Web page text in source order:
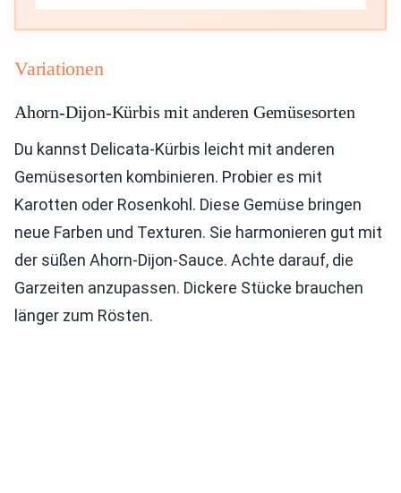
Variationen
Ahorn-Dijon-Kürbis mit anderen Gemüsesorten
Du kannst Delicata-Kürbis leicht mit anderen
Gemüsesorten kombinieren. Probier es mit
Karotten oder Rosenkohl. Diese Gemüse bringen
neue Farben und Texturen. Sie harmonieren gut mit
der süßen Ahorn-Dijon-Sauce. Achte darauf, die
Garzeiten anzupassen. Dickere Stücke brauchen
länger zum Rösten.